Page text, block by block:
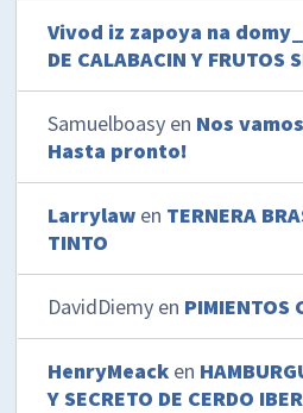
Vivod iz zapoya na
DE CALABACIN Y FRUTOS
Samuelboasy en Nos
Hasta pronto!
Larrylaw en TERNERA
TINTO
DavidDiemy en PIMIENTOS
HenryMeack en
Y SECRETO DE CERDO